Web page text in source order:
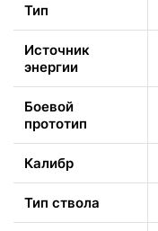
Тип
Источник
энергии
Боевой
прототип
Калибр
Тип ствола